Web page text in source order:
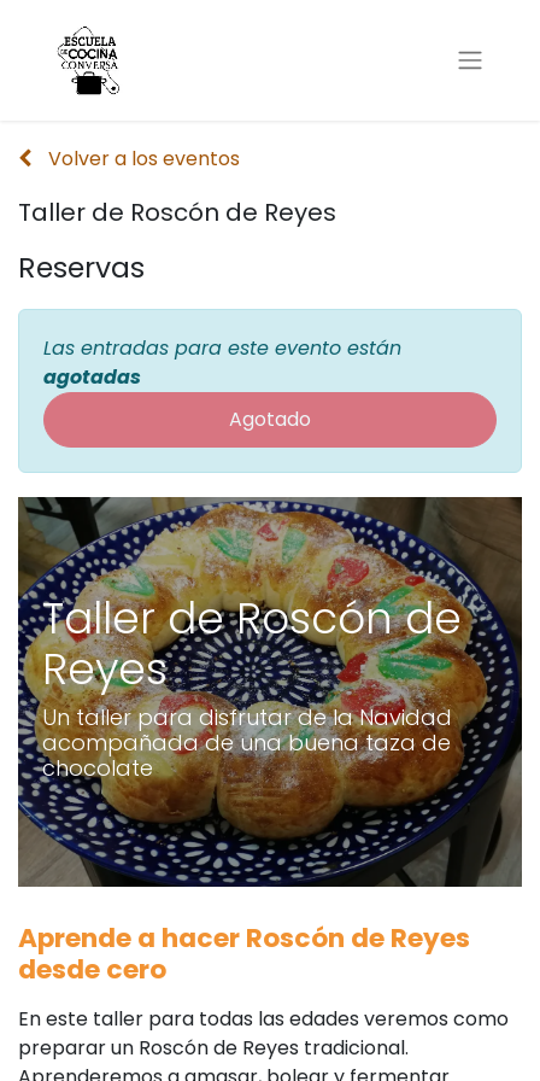
Volver a los eventos
Taller de Roscón de Reyes
Reservas
Las entradas para este evento están
agotadas
Agotado
Taller de Roscón de
Reyes
Un taller para disfrutar de la Navidad
acompañada de una buena taza de
chocolate
Aprende a hacer Roscón de Reyes
desde cero
En este taller para todas las edades veremos como
preparar un Roscón de Reyes tradicional.